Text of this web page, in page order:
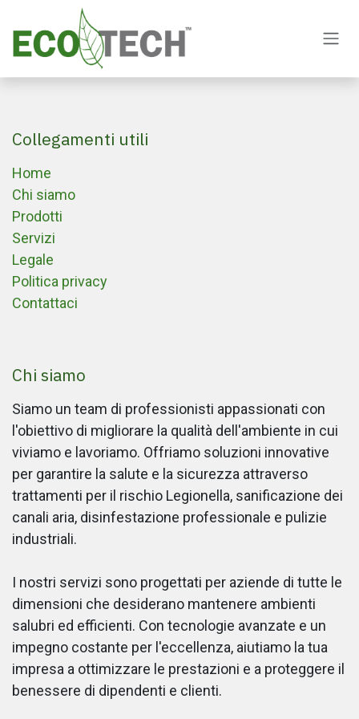
Passa al contenuto
Collegamenti utili
Home
Chi siamo
Prodotti
Servizi
Legale
Politica privacy
Contattaci
Chi siamo
Siamo un team di professionisti appassionati con
l'obiettivo di migliorare la qualità dell'ambiente in cui
viviamo e lavoriamo. Offriamo soluzioni innovative
per garantire la salute e la sicurezza attraverso
trattamenti per il rischio Legionella, sanificazione dei
canali aria, disinfestazione professionale e pulizie
industriali.
I nostri servizi sono progettati per aziende di tutte le
dimensioni che desiderano mantenere ambienti
salubri ed efficienti. Con tecnologie avanzate e un
impegno costante per l'eccellenza, aiutiamo la tua
impresa a ottimizzare le prestazioni e a proteggere il
benessere di dipendenti e clienti.